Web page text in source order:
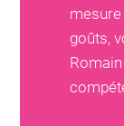
mesure
goûts,
Romain